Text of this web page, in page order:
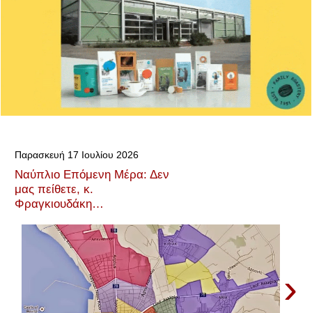
Παρασκευή 17 Ιουλίου 2026
Ναύπλιο Επόμενη Μέρα: Δεν
μας πείθετε, κ.
Φραγκιουδάκη…
›